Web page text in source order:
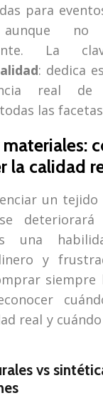
para
aunque
La
: dedica
real de
las
la calidad
un tejido
deteriorará
una
y
siempre
real y
vs